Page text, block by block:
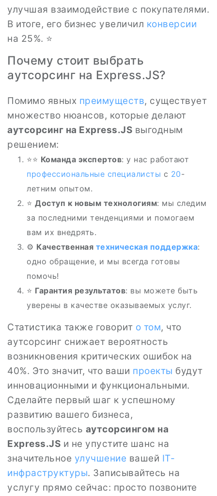
улучшая взаимодействие с покупателями.
В итоге, его бизнес увеличил конверсии
на 25%. ⭐
Почему стоит выбрать
аутсорсинг на Express.JS?
Помимо явных преимуществ, существует
множество нюансов, которые делают
аутсорсинг на Express.JS выгодным
решением:
⭐‍⭐ Команда экспертов: у нас работают
профессиональные специалисты с 20-
летним опытом.
⭐ Доступ к новым технологиям: мы следим
за последними тенденциями и помогаем
вам их внедрять.
⚙️ Качественная техническая поддержка:
одно обращение, и мы всегда готовы
помочь!
⭐ Гарантия результатов: вы можете быть
уверены в качестве оказываемых услуг.
Статистика также говорит о том, что
аутсорсинг снижает вероятность
возникновения критических ошибок на
40%. Это значит, что ваши проекты будут
инновационными и функциональными.
Сделайте первый шаг к успешному
развитию вашего бизнеса,
воспользуйтесь аутсорсингом на
Express.JS и не упустите шанс на
значительное улучшение вашей IT-
инфраструктуры. Записывайтесь на
услугу прямо сейчас: просто позвоните